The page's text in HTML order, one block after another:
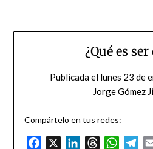
¿Qué es
Publicada el lunes 23 de
Jorge Gómez
Compártelo en tus redes:
Facebook LinkedInThreads